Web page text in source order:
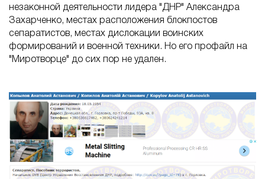
незаконной деятельности лидера "ДНР" Александра
Захарченко, местах расположения блокпостов
сепаратистов, местах дислокации воинских
формирований и военной техники. Но его профайл на
"Миротворце" до сих пор не удален.